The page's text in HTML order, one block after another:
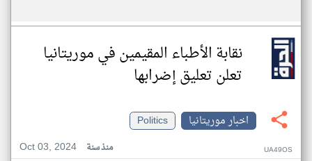
نقابة الأطباء المقيمين في موريتانيا
تعلن تعليق إضرابها
اخبار موريتانيا
Politics
Oct 03, 2024
منذ سنة UA49OS